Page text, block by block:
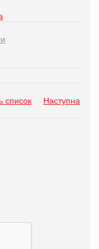
список Наступна